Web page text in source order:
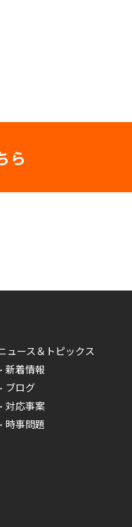
ら
ュース＆トピックス
新着情報
ブログ
対応事案
時事問題